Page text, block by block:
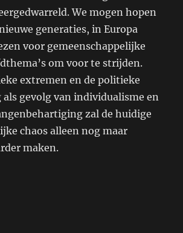
We mogen hopen
generaties, in Europa
voor gemeenschappelijke
om voor te strijden.
extremen en de politieke
gevolg van individualisme en
zal de huidige
chaos alleen nog maar
maken.